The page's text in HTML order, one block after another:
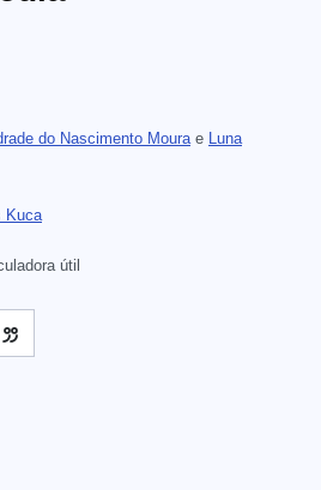
do Nascimento Mourae Luna
Kuca
útil